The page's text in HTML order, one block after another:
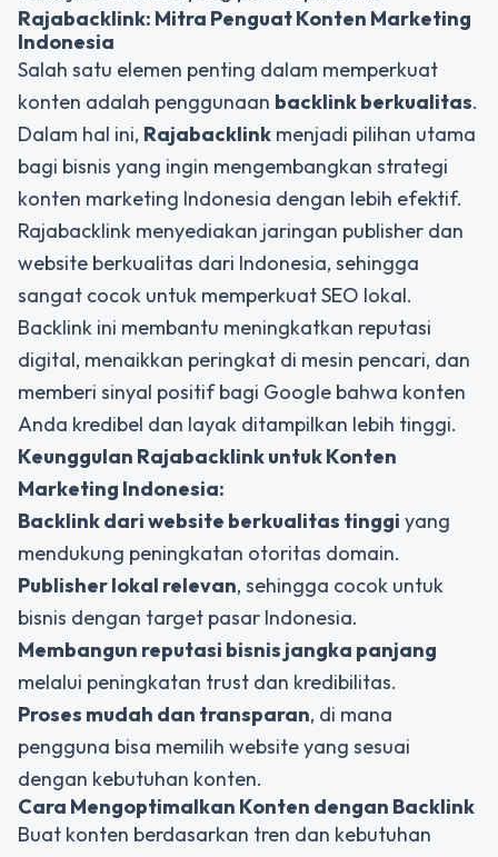
Rajabacklink: Mitra Penguat Konten Marketing
Indonesia
Salah satu elemen penting dalam memperkuat
konten adalah penggunaan backlink berkualitas.
Dalam hal ini, Rajabacklink menjadi pilihan utama
bagi bisnis yang ingin mengembangkan strategi
konten marketing Indonesia dengan lebih efektif.
Rajabacklink menyediakan jaringan publisher dan
website berkualitas dari Indonesia, sehingga
sangat cocok untuk memperkuat SEO lokal.
Backlink ini membantu meningkatkan reputasi
digital, menaikkan peringkat di mesin pencari, dan
memberi sinyal positif bagi Google bahwa konten
Anda kredibel dan layak ditampilkan lebih tinggi.
Keunggulan Rajabacklink untuk Konten
Marketing Indonesia:
Backlink dari website berkualitas tinggi yang
mendukung peningkatan otoritas domain.
Publisher lokal relevan, sehingga cocok untuk
bisnis dengan target pasar Indonesia.
Membangun reputasi bisnis jangka panjang
melalui peningkatan trust dan kredibilitas.
Proses mudah dan transparan, di mana
pengguna bisa memilih website yang sesuai
dengan kebutuhan konten.
Cara Mengoptimalkan Konten dengan Backlink
Buat konten berdasarkan tren dan kebutuhan